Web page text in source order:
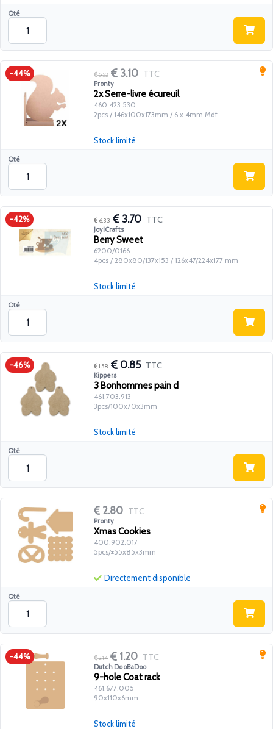
Qté
-44% 5.52 3.10 TTC
Pronty
2x Serre-livre écureuil
460.423.530
2pcs / 146x100x173mm / 6 x 4mm Mdf
Qté
Stock limité
-42% 6.33 3.70 TTC
Joy!Crafts
Berry Sweet
6200/0166
4pcs / 280x80/137x153 / 126x47/224x177 mm
Qté
Stock limité
-46% 1.58 0.85 TTC
Kippers
3 Bonhommes pain d
461.703.913
3pcs/100x70x3mm
Qté
Stock limité
2.80 TTC
Pronty
Xmas Cookies
400.902.017
5pcs/±55x85x3mm
Qté
Directement disponible
-44% 2.14 1.20 TTC
Dutch DooBaDoo
9-hole Coat rack
461.677.005
90x110x6mm
Stock limité